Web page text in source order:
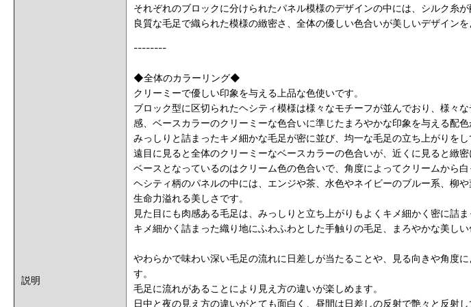
説明
それぞれのブロックに分けられたパネル模様のデザインの中には、シルク糸
良質な毛足で織られた模様の緻密さ、全体の優しい色合いが美しいデザインを
--------
◆全体のカラーリング◆
クリーミーで優しい印象を与える上品な色使いです。
ブロック型に区切られたヘシティ模様は様々なモチーフが並んでおり、様々
感、ベースカラーのクリーミーな色合いに準じたまろやかな印象を与える配色
みっしりと詰まったキメ細かな毛足が密に並び、均一な毛足の立ち上がりを
遠目に見ると全体のクリーミーなベースカラーの色合いが、近くに見ると緻
ベースとなっているのはクリーム色の色合いで、角度によってクリームから
ヘシティ柄のパネルの中には、エンジや茶、水色やネイビーのブルー系、柳
生命力溢れる美しさです。
見た目にも肉感ある毛足は、みっしりと立ち上がりもよくキメ細かく密に詰ま
キメ細かく詰まった織り地にふわふわとした手触りの毛足、まろやかな美し
やわらかで味わい深い毛足の流れに日差しが当たることや、見る向きや角度
す。
毛足に流れがあることにより見え方の違いが楽しめます。
日中と夜の見え方の違いがとても面白く、昼間は日差しの反射で艶々と反射